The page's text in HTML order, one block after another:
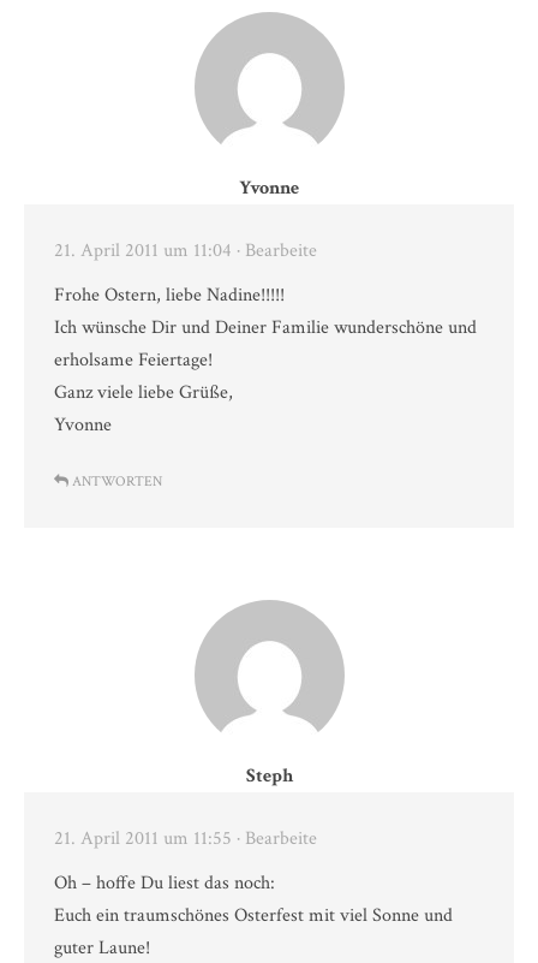
Yvonne
21. April 2011 um 11:04 · Bearbeite
Frohe Ostern, liebe Nadine!!!!!
Ich wünsche Dir und Deiner Familie wunderschöne und
erholsame Feiertage!
Ganz viele liebe Grüße,
Yvonne
ANTWORTEN
Steph
21. April 2011 um 11:55 · Bearbeite
Oh – hoffe Du liest das noch:
Euch ein traumschönes Osterfest mit viel Sonne und
guter Laune!